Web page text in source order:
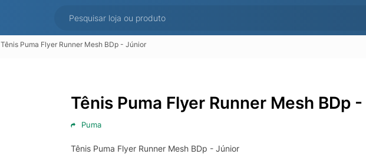
Tênis Puma Flyer Runner Mesh BDp - Júnior
Tênis Puma Flyer Runner Mesh BDp
Puma
Tênis Puma Flyer Runner Mesh BDp - Júnior